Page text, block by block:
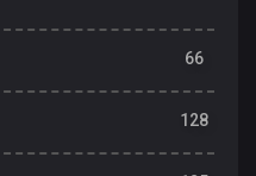
66
Noir e saluti
- Stupinigi segreta
128